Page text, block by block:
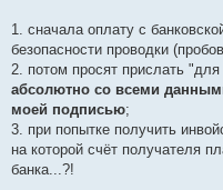
1. сначала оплату с
безопасности проводки
2. потом просят прислать
абсолютно со всеми
моей подписью;
3. при попытке получить
на которой счёт получателя
банка...?!